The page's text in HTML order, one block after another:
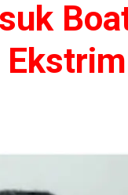
Ekstrim